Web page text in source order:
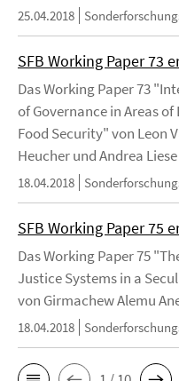
25.04.2018
SFB Working Paper 73
Das Working Paper 73
of Governance in Areas
Food Security" von Leon
Heucher und Andrea
18.04.2018
SFB Working Paper 75
Das Working Paper 75
Justice Systems in a
von Girmachew Alemu
18.04.2018